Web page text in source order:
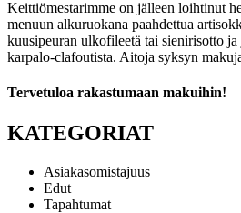
Keittiömestarimme on jälleen loihtinut
menuun alkuruokana paahdettua
kuusipeuran ulkofileetä tai sienirisotto
karpalo-clafoutista. Aitoja syksyn
Tervetuloa rakastumaan makuihin!
KATEGORIAT
Asiakasomistajuus
Edut
Tapahtumat